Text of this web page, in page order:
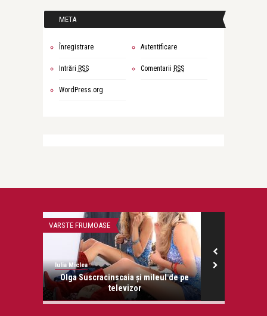
META
Înregistrare Autentificare
Intrări RSS Comentarii RSS
WordPress.org
VARSTE FRUMOASE
Iulia Miclea
Olga Suscracinscaia și mileul de pe
televizor